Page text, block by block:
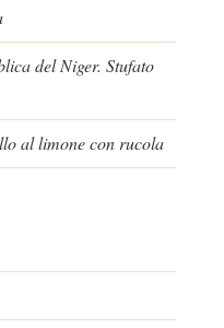
del Niger. Stufato
al limone con rucola